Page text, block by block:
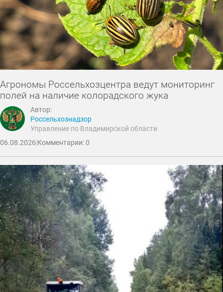
Агрономы Россельхозцентра ведут мониторинг
полей на наличие колорадского жука
Автор:
Россельхознадзор
Управление по Владимирской области
06.08.2026|Комментарии: 0